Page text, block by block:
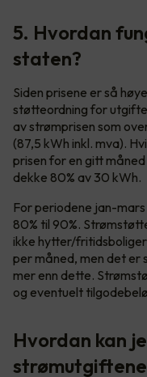
5. Hvordan
staten?
Siden prisene er så
støtteordning for
av strømprisen som
(87,5 kWh inkl. mva).
prisen for en gitt
dekke 80% av 30 kWh.
For periodene jan-
80% til 90%.
ikke hytter/
per måned, men det
mer enn dette.
og eventuelt
Hvordan kan